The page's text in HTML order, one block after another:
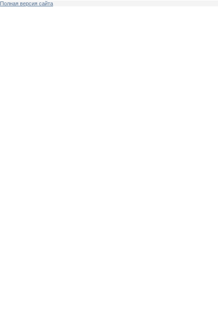
Полная версия сайта